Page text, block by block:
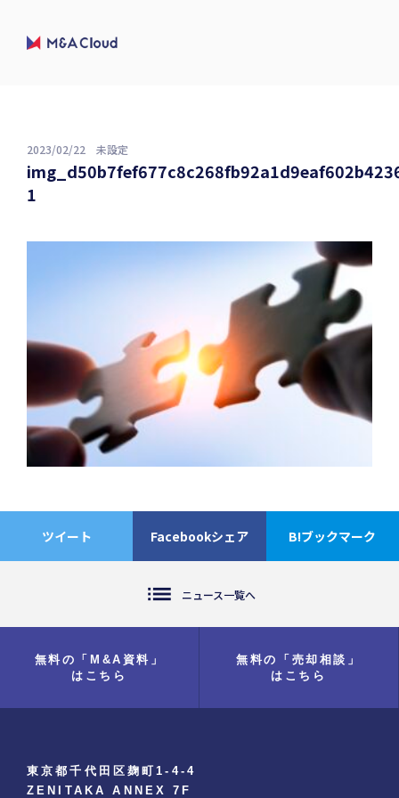
2023/02/22 未設定
1
ツイート Facebookシェア B!ブックマーク
list ニュース一覧へ
無料の「M&A資料」
はこちら
無料の「売却相談」
はこちら
東京都千代田区麹町1-4-4
ZENITAKA ANNEX 7F